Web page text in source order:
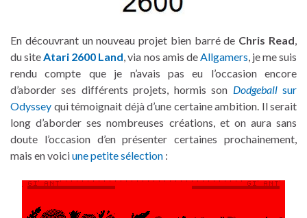
En découvrant un nouveau projet bien barré de Chris Read,
du siteAtari 2600 Land, via nos amis deAllgamers, je me suis
rendu compte que je n’avais pas eu l’occasion encore
d’aborder ses différents projets, hormis son Dodgeballsur
Odyssey qui témoignait déjà d’une certaine ambition. Il serait
long d’aborder ses nombreuses créations, et on aura sans
doute l’occasion d’en présenter certaines prochainement,
mais en voiciune petite sélection :